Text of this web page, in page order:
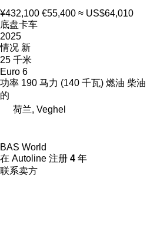
¥432,100 €55,400 ≈ US$64,010
底盘卡车
2025
情况 新
25 千米
Euro 6
功率 190 马力 (140 千瓦) 燃油 柴油
的
荷兰, Veghel
BAS World
在 Autoline 注册 4 年
联系卖方